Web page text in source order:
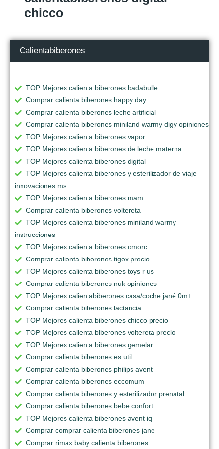
chicco
Calientabiberones
TOP Mejores calienta biberones badabulle
Comprar calienta biberones happy day
Comprar calienta biberones leche artificial
Comprar calienta biberones miniland warmy digy opiniones
TOP Mejores calienta biberones vapor
TOP Mejores calienta biberones de leche materna
TOP Mejores calienta biberones digital
TOP Mejores calienta biberones y esterilizador de viaje
innovaciones ms
TOP Mejores calienta biberones mam
Comprar calienta biberones voltereta
TOP Mejores calienta biberones miniland warmy
instrucciones
TOP Mejores calienta biberones omorc
Comprar calienta biberones tigex precio
TOP Mejores calienta biberones toys r us
Comprar calienta biberones nuk opiniones
TOP Mejores calientabiberones casa/coche jané 0m+
Comprar calienta biberones lactancia
TOP Mejores calienta biberones chicco precio
TOP Mejores calienta biberones voltereta precio
TOP Mejores calienta biberones gemelar
Comprar calienta biberones es util
Comprar calienta biberones philips avent
Comprar calienta biberones eccomum
Comprar calienta biberones y esterilizador prenatal
Comprar calienta biberones bebe confort
TOP Mejores calienta biberones avent iq
Comprar comprar calienta biberones jane
Comprar rimax baby calienta biberones